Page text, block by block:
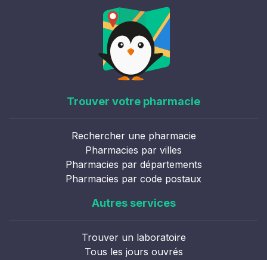
Trouver votre pharmacie
Rechercher une pharmacie
Pharmacies par villes
Pharmacies par départements
Pharmacies par code postaux
Autres services
Trouver un laboratoire
Tous les jours ouvrés